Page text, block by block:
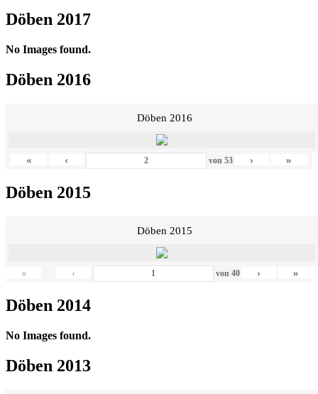
Döben 2017
No Images found.
Döben 2016
Döben 2016
« ‹ von 53 › »
Döben 2015
Döben 2015
« ‹ von 40 › »
Döben 2014
No Images found.
Döben 2013